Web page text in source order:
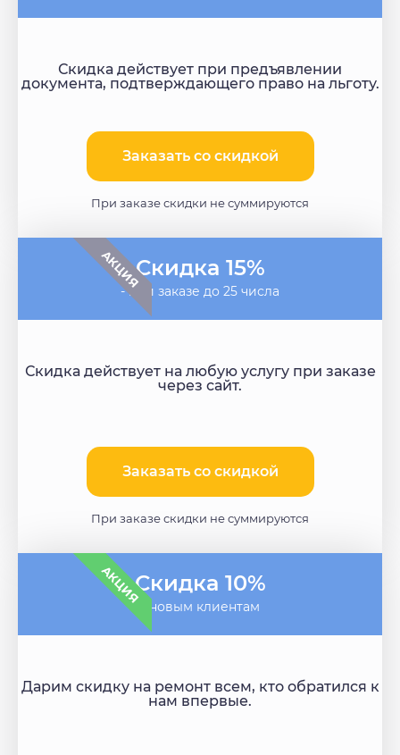
Скидка действует при предъявлении
документа, подтверждающего право на льготу.
Заказать со скидкой​
При заказе скидки не суммируются
АКЦИЯСкидка 15%
- при заказе до 25 числа
Скидка действует на любую услугу при заказе
через сайт.
Заказать со скидкой
При заказе скидки не суммируются
АКЦИЯСкидка 10%
- новым клиентам
Дарим скидку на ремонт всем, кто обратился к
нам впервые.